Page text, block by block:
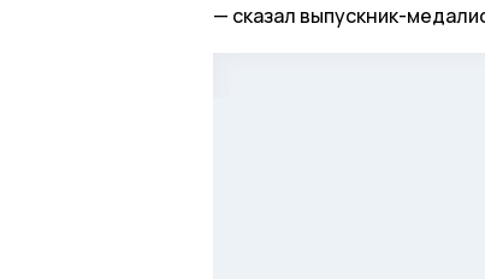
сказал выпускник-